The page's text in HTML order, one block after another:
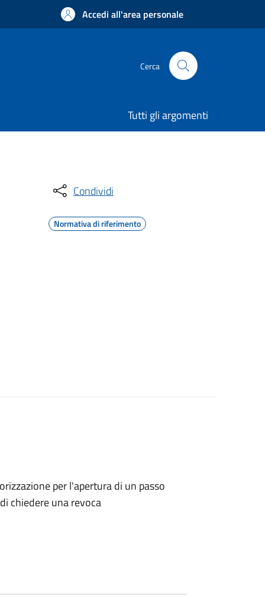
Accedi all'area personale
Cerca
Tutti gli argomenti
Condividi
Normativa di riferimento
per l'apertura di un passo
chiedere una revoca